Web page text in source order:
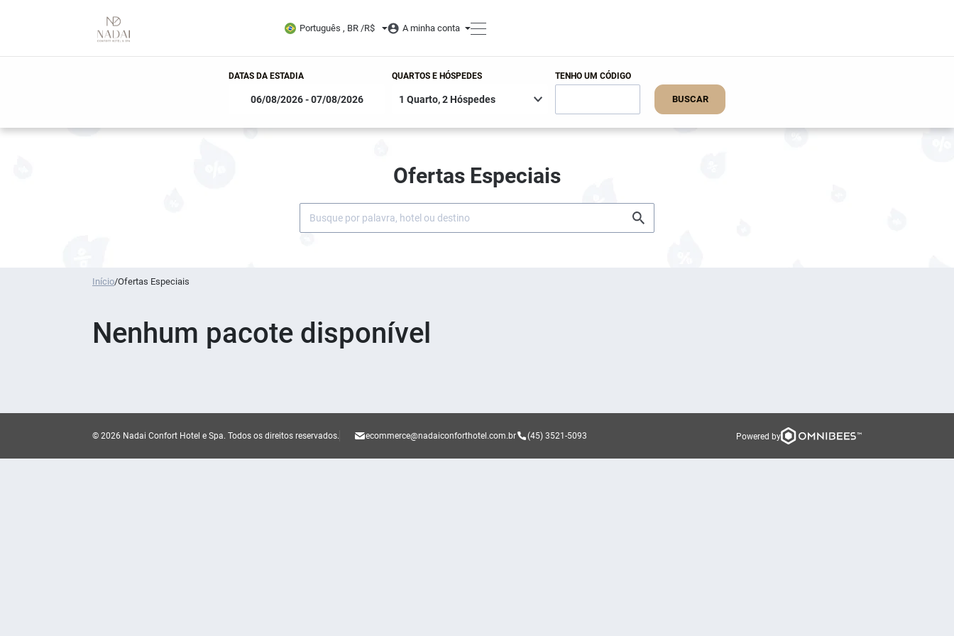
Português , BR /R$ A minha conta
DATAS DA ESTADIA QUARTOS E HÓSPEDES TENHO UM CÓDIGO
BUSCAR
Ofertas Especiais
Início/Ofertas Especiais
Nenhum pacote disponível
ecommerce@nadaiconforthotel.com.br (45) 3521-5093
© 2026 Nadai Confort Hotel e Spa. Todos os direitos reservados. Powered by